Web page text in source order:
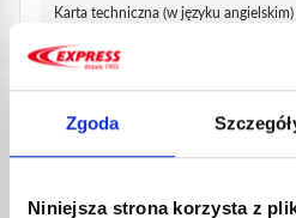
Zgoda
Niniejsza strona korzysta z
Karta techniczna (w języku angielskim)
PRODUKTY
POWIĄZANE